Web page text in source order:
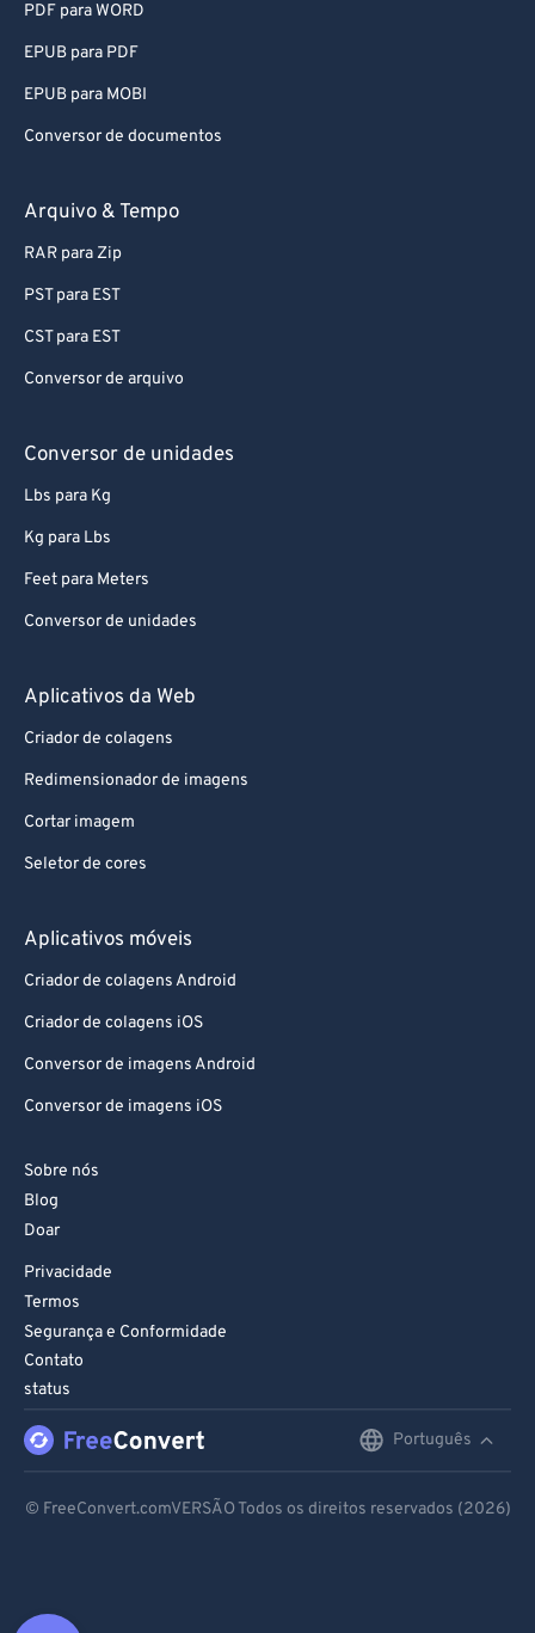
PDF para WORD
EPUB para PDF
EPUB para MOBI
Conversor de documentos
Arquivo & Tempo
RAR para Zip
PST para EST
CST para EST
Conversor de arquivo
Conversor de unidades
Lbs para Kg
Kg para Lbs
Feet para Meters
Conversor de unidades
Aplicativos da Web
Criador de colagens
Redimensionador de imagens
Cortar imagem
Seletor de cores
Aplicativos móveis
Criador de colagens Android
Criador de colagens iOS
Conversor de imagens Android
Conversor de imagens iOS
Sobre nós
Blog
Doar
Privacidade
Termos
Segurança e Conformidade
Contato
status
Português
© FreeConvert.comVERSÃO Todos os direitos reservados (2026)